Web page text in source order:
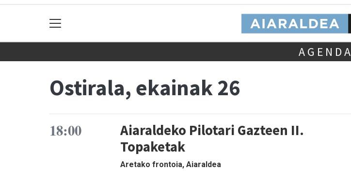
AGENDA
Ostirala, ekainak 26
18:00
Aiaraldeko Pilotari Gazteen II.
Topaketak
Aretako frontoia, Aiaraldea